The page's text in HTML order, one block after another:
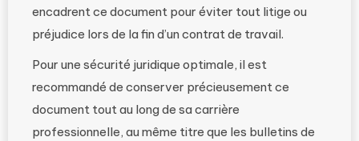
encadrent ce document pour éviter tout litige ou
préjudice lors de la fin d’un contrat de travail.
Pour une sécurité juridique optimale, il est
recommandé de conserver précieusement ce
document tout au long de sa carrière
professionnelle, au même titre que les bulletins de